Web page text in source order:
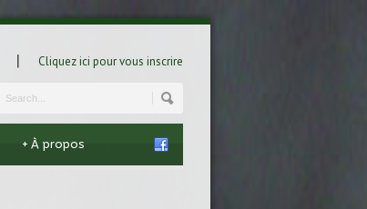
| Cliquez ici pour vous inscrire
À propos
+